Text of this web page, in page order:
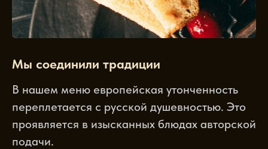
Мы соединили традиции
В нашем меню европейская утонченность
переплетается с русской душевностью. Это
проявляется в изысканных блюдах авторской
подачи.